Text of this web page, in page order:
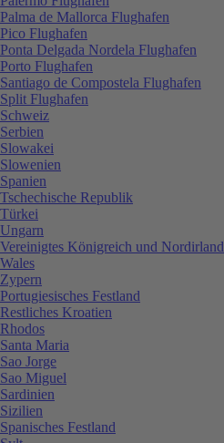
Palma de Mallorca Flughafen
Pico Flughafen
Ponta Delgada Nordela Flughafen
Porto Flughafen
Santiago de Compostela Flughafen
Split Flughafen
Schweiz
Serbien
Slowakei
Slowenien
Spanien
Tschechische Republik
Türkei
Ungarn
Vereinigtes Königreich und Nordirland
Wales
Zypern
Portugiesisches Festland
Restliches Kroatien
Rhodos
Santa Maria
Sao Jorge
Sao Miguel
Sardinien
Sizilien
Spanisches Festland